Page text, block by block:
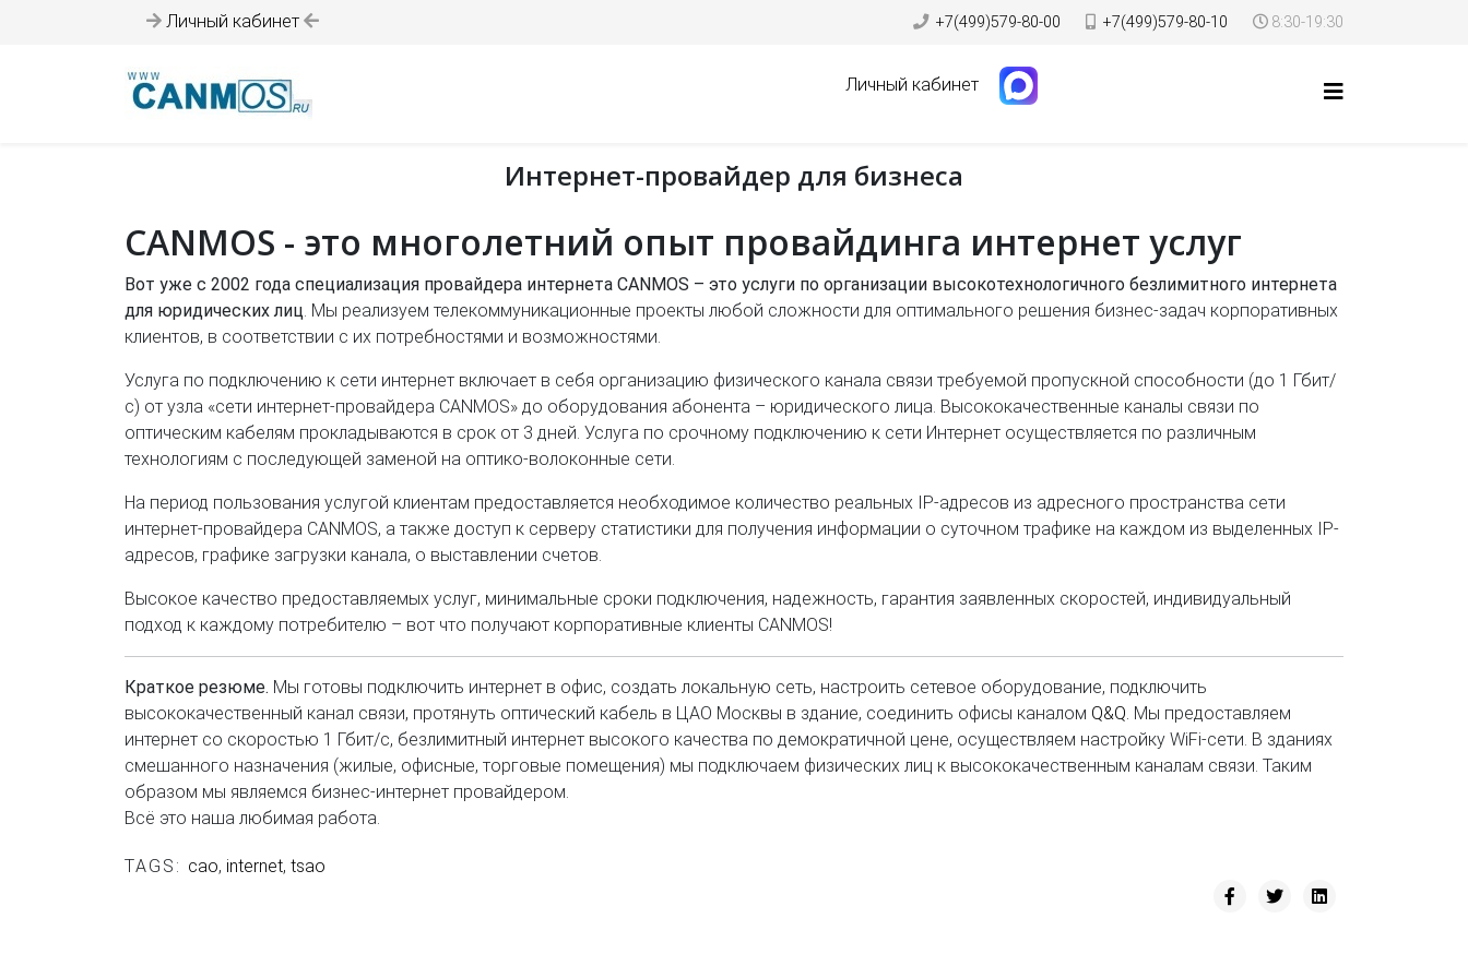
Личный кабинет +7(499)579-80-00 +7(499)579-80-10 8:30-19:30
Личный кабинет
Интернет-провайдер для бизнеса
CANMOS - это многолетний опыт провайдинга интернет услуг
Вот уже с 2002 года специализация провайдера интернета CANMOS – это услуги по организации высокотехнологичного безлимитного интернета
для юридических лиц. Мы реализуем телекоммуникационные проекты любой сложности для оптимального решения бизнес-задач корпоративных
клиентов, в соответствии с их потребностями и возможностями.
Услуга по подключению к сети интернет включает в себя организацию физического канала связи требуемой пропускной способности (до 1 Гбит/
с) от узла «сети интернет-провайдера CANMOS» до оборудования абонента – юридического лица. Высококачественные каналы связи по
оптическим кабелям прокладываются в срок от 3 дней. Услуга по срочному подключению к сети Интернет осуществляется по различным
технологиям с последующей заменой на оптико-волоконные сети.
На период пользования услугой клиентам предоставляется необходимое количество реальных IP-адресов из адресного пространства сети
интернет-провайдера CANMOS, а также доступ к серверу статистики для получения информации о суточном трафике на каждом из выделенных IP-
адресов, графике загрузки канала, о выставлении счетов.
Высокое качество предоставляемых услуг, минимальные сроки подключения, надежность, гарантия заявленных скоростей, индивидуальный
подход к каждому потребителю – вот что получают корпоративные клиенты CANMOS!
Краткое резюме. Мы готовы подключить интернет в офис, создать локальную сеть, настроить сетевое оборудование, подключить
высококачественный канал связи, протянуть оптический кабель в ЦАО Москвы в здание, соединить офисы каналом Q&Q. Мы предоставляем
интернет со скоростью 1 Гбит/с, безлимитный интернет высокого качества по демократичной цене, осуществляем настройку WiFi-сети. В зданиях
смешанного назначения (жилые, офисные, торговые помещения) мы подключаем физических лиц к высококачественным каналам связи. Таким
образом мы являемся бизнес-интернет провайдером.
Всё это наша любимая работа.
TAGS: cao, internet, tsao